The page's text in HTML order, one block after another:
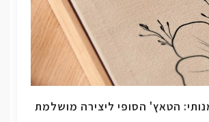
הטאץ' הסופי ליצירה מושלמת